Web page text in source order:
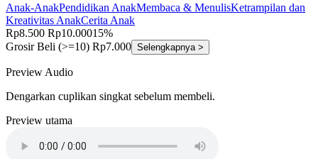
Anak-AnakPendidikan AnakMembaca & MenulisKetrampilan dan
Kreativitas AnakCerita Anak
Rp8.500 Rp10.00015%
GrosirBeli (>=10) Rp7.000 Selengkapnya >
Preview Audio
Dengarkan cuplikan singkat sebelum membeli.
Preview utama